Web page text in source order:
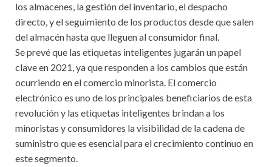
los almacenes, la gestión del inventario, el despacho
directo, y el seguimiento de los productos desde que salen
del almacén hasta que lleguen al consumidor final.
Se prevé que las etiquetas inteligentes jugarán un papel
clave en 2021, ya que responden a los cambios que están
ocurriendo en el comercio minorista. El comercio
electrónico es uno de los principales beneficiarios de esta
revolución y las etiquetas inteligentes brindan a los
minoristas y consumidores la visibilidad de la cadena de
suministro que es esencial para el crecimiento continuo en
este segmento.